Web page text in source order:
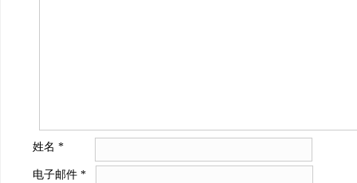
姓名 *
电子邮件 *